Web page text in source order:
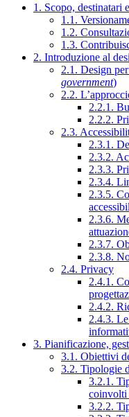
1. Scopo, destinatari
1.1.
1.2.
1.3.
2. Introduzione al
2.1. Design
government)
2.2.
2.2.1.
2.2.2.
2.3.
2.3.1.
2.3.2.
2.3.3.
2.3.4.
2.3.5.
2.3.6.
2.3.7.
2.3.8.
2.4. Privacy
2.4.1.
2.4.2.
2.4.3.
3. Pianificazione,
3.1. Obiettivi
3.2. Tipologie
3.2.1.
coinvolti
3.2.2.